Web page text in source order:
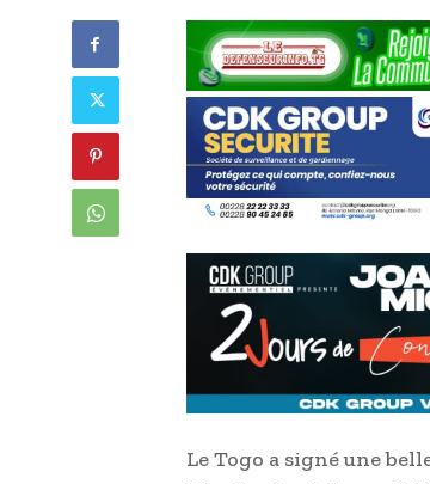
Le Togo a signé une